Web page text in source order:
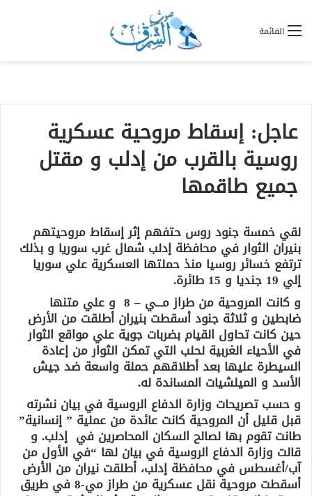
القائمة
عاجل: إسقاط مروحية عسكرية
روسية بالقرب من إدلب و مقتل
جميع طاقمها
لقي خمسة جنود روس حتفهم إثر إسقاط مروحيتهم
بنيران الثوار في محافظة إدلب شمال غرب سوريا و بذلك
ترتفع خسائر روسيا منذ حملتها العسكرية علي سوريا
إلي 19 جنديا و 15 طائرة.
و كانت المروحية من طراز مـــي – 8 و علي متنها
ضابطين و ثلاثة جنود أسقطت بنيران أطلقت من الأرض
حين كانت تحاول القيام بضربات جوية علي مواقع الثوار
في الأحياء الغربية لحلب التي تمكن الثوار من إعادة
السيطرة عليها بعد أطلاقهم حملة واسعة ضد جيش
الأسد و الميلشيات المساندة له.
و حسب تصريحات وزارة الدفاع الروسية في بيان نشرته
قبل قليل أن المروحية كانت عائدة من عملية ” إنسانية”
طانت تقوم بها لصالح السكان المحاصرين في إدلب. و
قالت وزارة الدفاع الروسية في بيان لها “في الأول من
آب/أغسطس في محافظة إدلب، أطلقت نيران من الأرض
أسقطت مروحية نقل عسكرية من طراز مي-8 في طريق